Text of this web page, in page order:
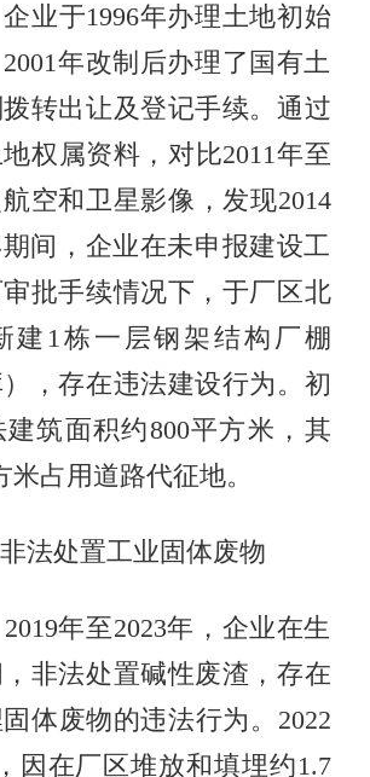
于1996年办理土地初始
年改制后办理了国有土
转出让及登记手续。通过
权属资料，对比2011年至
空和卫星影像，发现2014
间，企业在未申报建设工
批手续情况下，于厂区北
建1栋一层钢架结构厂棚
），存在违法建设行为。初
筑面积约800平方米，其
米占用道路代征地。
处置工业固体废物
年至2023年，企业在生
非法处置碱性废渣，存在
体废物的违法行为。2022
因在厂区堆放和填埋约1.7